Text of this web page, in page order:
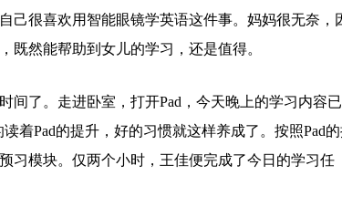
己很喜欢用智能眼镜学英语这件事。妈妈很无奈，
既然能帮助到女儿的学习，还是值得。
间了。走进卧室，打开Pad，今天晚上的学习内容
着Pad的提升，好的习惯就这样养成了。按照Pad
习模块。仅两个小时，王佳便完成了今日的学习任